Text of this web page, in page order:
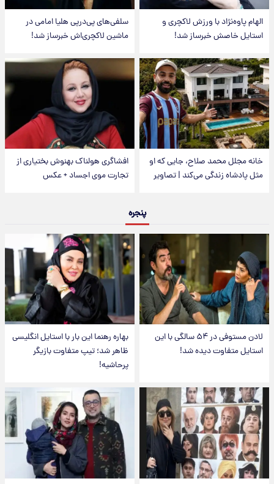
الهام پاوه‌نژاد با ورزش لاکچری و
استایل خاصش خبرساز شد!
سلفی‌های پی‌درپی هلیا امامی در
ماشین لاکچری‌اش خبرساز شد!
خانه مجلل محمد صلاح، جایی که او
مثل پادشاه زندگی می‌کند | تصاویر
افشاگری هولناک بهنوش بختیاری از
تجارت موی اجساد + عکس
پنجره
لادن مستوفی در ۵۴ سالگی با این
استایل متفاوت دیده شد!
بهاره رهنما این بار با استایل انگلیسی
ظاهر شد؛ تیپ متفاوت بازیگر
پرحاشیه!